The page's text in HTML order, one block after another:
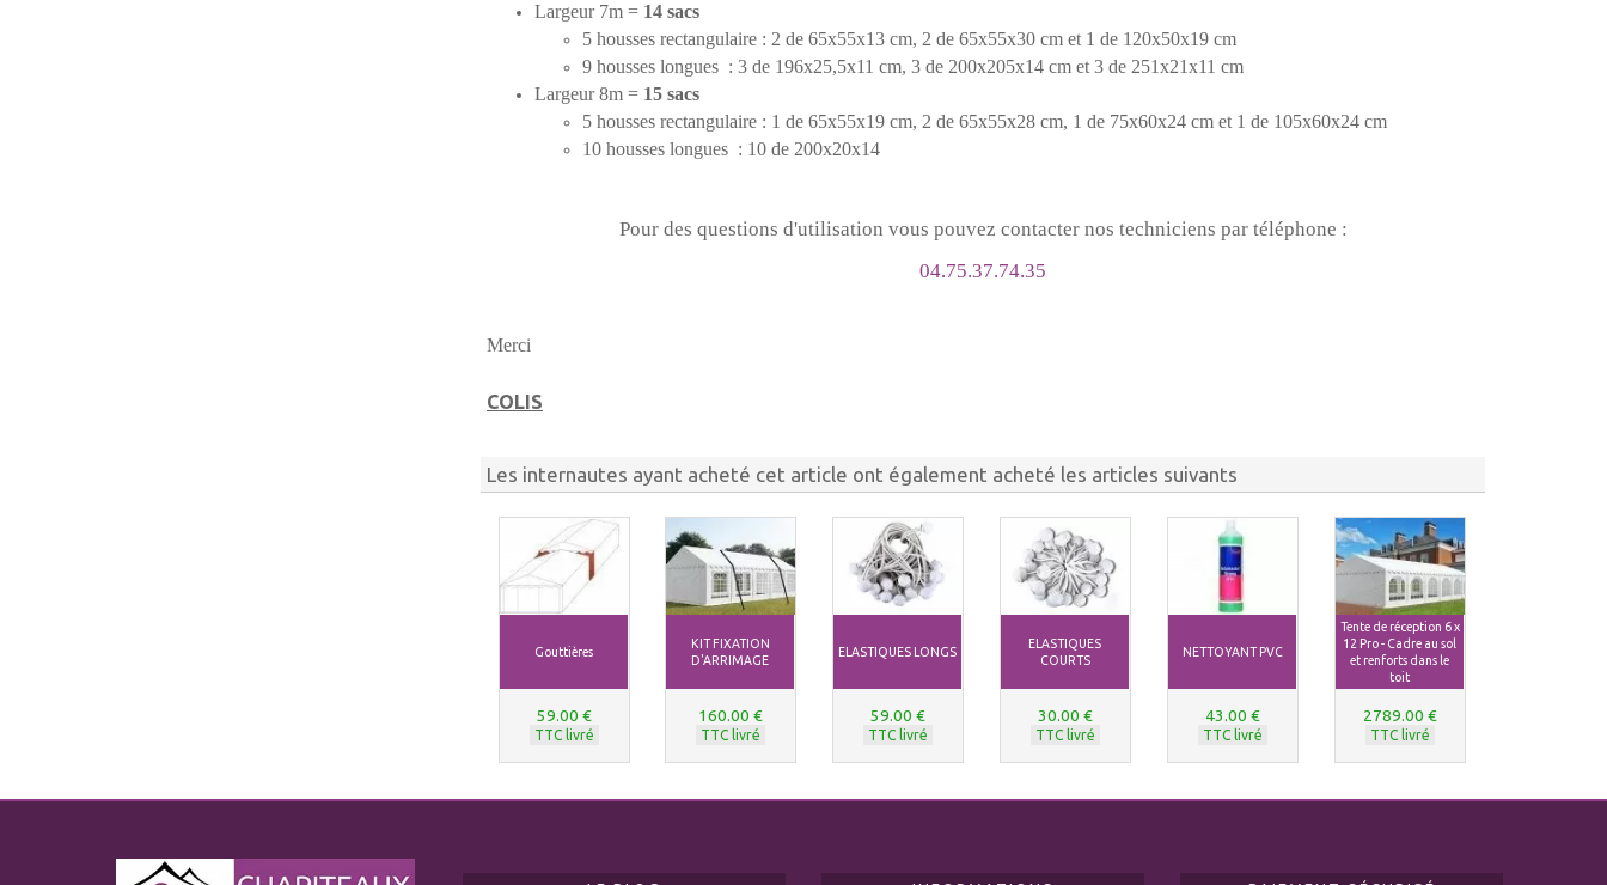
Largeur 7m = 14 sacs
5 housses rectangulaire : 2 de 65x55x13 cm, 2 de 65x55x30 cm et 1 de 120x50x19 cm
9 housses longues : 3 de 196x25,5x11 cm, 3 de 200x205x14 cm et 3 de 251x21x11 cm
Largeur 8m = 15 sacs
5 housses rectangulaire : 1 de 65x55x19 cm, 2 de 65x55x28 cm, 1 de 75x60x24 cm et 1 de 105x60x24 cm
10 housses longues : 10 de 200x20x14
Pour des questions d'utilisation vous pouvez contacter nos techniciens par téléphone :
04.75.37.74.35
Merci
COLIS
Les internautes ayant acheté cet article ont également acheté les articles suivants
Gouttières
59.00 €
TTC livré
KIT FIXATION
D'ARRIMAGE
160.00 €
TTC livré
ELASTIQUES LONGS
59.00 €
TTC livré
ELASTIQUES
COURTS
30.00 €
TTC livré
NETTOYANT PVC
43.00 €
TTC livré
Tente de réception 6 x
12 Pro - Cadre au sol
et renforts dans le
toit
2789.00 €
TTC livré